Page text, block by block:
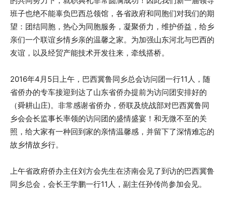
班子也绝不能辜负巴西总领馆，各省政府和同胞们对我们的期
望：团结同胞，热心为同胞服务，凝聚侨力，维护侨益，给乡
亲们一个联谊乡情乡亲的温馨之家。为加强山东河北与巴西的
友谊，以及经贸产能技术开发往来，牵线搭桥。
2016年4月5日上午，巴西冀鲁同乡总会访问团一行11人，随
省侨办的专车接迎到达了山东省侨办提前为访问团安排好的
（舜耕山庄)。非常感谢省侨办，侨联及统战部对巴西冀鲁同
乡会会长监事长率领的访问团的盛情盛宴！和无微不至的关
照，给大家有一种回到家的亲情温馨感，并留下了深情难忘的
故乡情故乡行。
上午省政府侨办主任刘方会先生在济南会见了到访的巴西冀鲁
同乡总会，会长王学鹏一行11人，副主任孙传尚参加会见。